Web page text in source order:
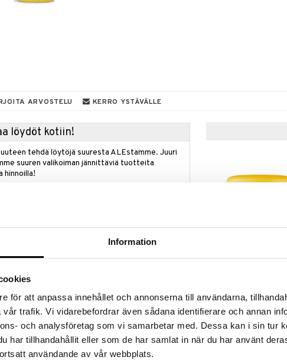
Information
för att anpassa innehållet och annonserna till användarna,
trafik. Vi vidarebefordrar även sådana identifierare och annan
och analysföretag som vi samarbetar med. Dessa kan i sin tur
har tillhandahållit eller som de har samlat in när du har använt
användande av vår webbplats.
ARVOSTELU KERRO YSTÄVÄLLE
löydöt kotiin!
tehdä löytöjä suuresta ALEstamme. Juuri
suuren valikoiman jännittäviä tuotteita
hinnoilla!
käsiä ja jalkoja. Pitkällä perinteellä huolenpidosta
kuusenpihka, auringonkukkaöljy,
Näillä voimakkailla ainesosilla on todistetut
ja suojaa ihosi herkimmille alueille. Salvamme
ja rauhoittamaan ärtyneitä alueita, ja sitä voidaan
Vettä sisältämättömän koostumuksensa
Bi-Pro Salva on riittoisa ja imeytyy helposti
8,48 €